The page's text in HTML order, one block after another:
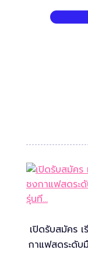
เปิดรับสมัคร
กาแฟสดระดั